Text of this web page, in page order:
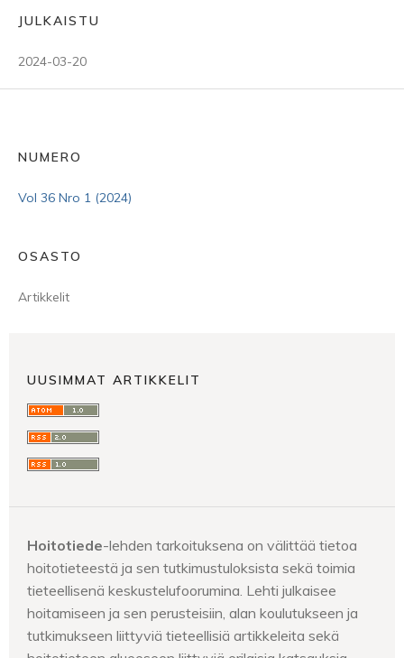
JULKAISTU
2024-03-20
NUMERO
Vol 36 Nro 1 (2024)
OSASTO
Artikkelit
UUSIMMAT ARTIKKELIT
Hoitotiede-lehden tarkoituksena on välittää tietoa
hoitotieteestä ja sen tutkimustuloksista sekä toimia
tieteellisenä keskustelufoorumina. Lehti julkaisee
hoitamiseen ja sen perusteisiin, alan koulutukseen ja
tutkimukseen liittyviä tieteellisiä artikkeleita sekä